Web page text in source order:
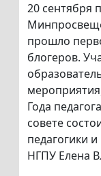
20 сентября
прошло
блогеров.
Года
совете
педагогики
НГПУ Елена